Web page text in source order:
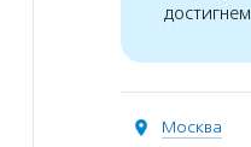
достигнем
Москва